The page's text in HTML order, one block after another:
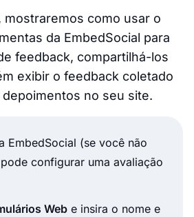
mostraremos como usar o
da EmbedSocial para
feedback, compartilhá-los
exibir o feedback coletado
no seu site.
EmbedSocial (se você não
configurar uma avaliação
Web e insira o nome e